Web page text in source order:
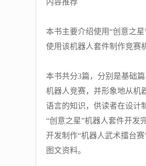
内容推荐
本书主要介绍使用“创意之
使用该机器人套件制作竞赛
本书共分3篇，分别是基础
机器人竞赛，并形象地从机
语言的知识，供读者在设计
“创意之星”机器人套件开发
开发制作“机器人武术擂台
图文资料。